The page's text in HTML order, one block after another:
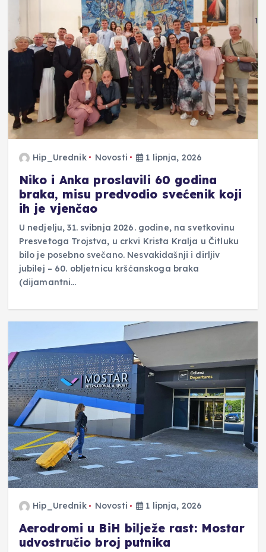
Hip_Urednik Novosti 1 lipnja, 2026
Niko i Anka proslavili 60 godina
braka, misu predvodio svećenik koji
ih je vjenčao
U nedjelju, 31. svibnja 2026. godine, na svetkovinu
Presvetoga Trojstva, u crkvi Krista Kralja u Čitluku
bilo je posebno svečano. Nesvakidašnji i dirljiv
jubilej – 60. obljetnicu kršćanskoga braka
(dijamantni…
Hip_Urednik Novosti 1 lipnja, 2026
Aerodromi u BiH bilježe rast: Mostar
udvostručio broj putnika